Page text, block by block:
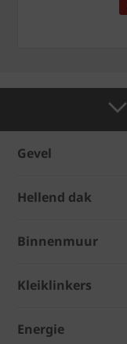
Gevel
Hellend dak
Binnenmuur
Kleiklinkers
Energie